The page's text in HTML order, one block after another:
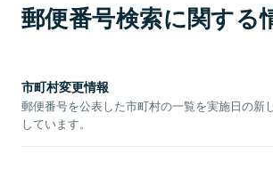
郵便番号検索に関する
市町村変更情報
郵便番号を公表した市町村の一覧を実施日の新
しています。